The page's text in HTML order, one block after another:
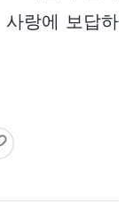
랑에 보답하